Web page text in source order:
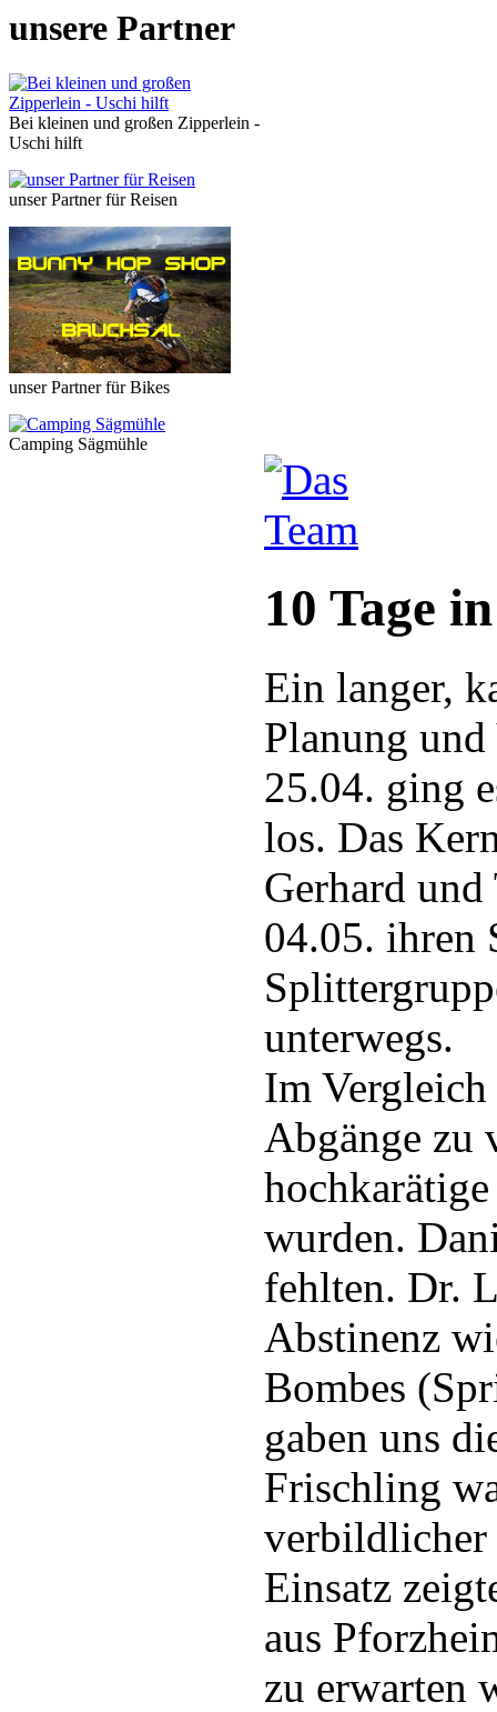
unsere Partner
Bei kleinen und großen Zipperlein -
Uschi hilft
unser Partner für Reisen
unser Partner für Bikes
Camping Sägmühle
10 Tage
Ein langer,
Planung
25.04. ging
los. Das
Gerhard
04.05. ihren
unterwegs.
Im
Abgänge zu
wurden.
fehlten. Dr.
Abstinenz
Bombes
gaben uns
Frischling
verbildlicher
Einsatz
aus
zu erwarten